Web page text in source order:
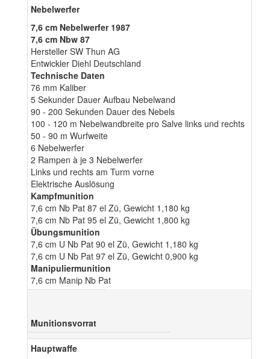
Nebelwerfer
7,6 cm Nebelwerfer 1987
7,6 cm Nbw 87
Hersteller SW Thun AG
Entwickler Diehl Deutschland
Technische Daten
76 mm Kaliber
5 Sekunder Dauer Aufbau Nebelwand
90 - 200 Sekunden Dauer des Nebels
100 - 120 m Nebelwandbreite pro Salve links und rechts
50 - 90 m Wurfweite
6 Nebelwerfer
2 Rampen à je 3 Nebelwerfer
Links und rechts am Turm vorne
Elektrische Auslösung
Kampfmunition
7,6 cm Nb Pat 87 el Zü, Gewicht 1,180 kg
7,6 cm Nb Pat 95 el Zü, Gewicht 1,800 kg
Übungsmunition
7,6 cm U Nb Pat 90 el Zü, Gewicht 1,180 kg
7,6 cm U Nb Pat 97 el Zü, Gewicht 0,900 kg
Manipuliermunition
7,6 cm Manip Nb Pat
Munitionsvorrat
Hauptwaffe